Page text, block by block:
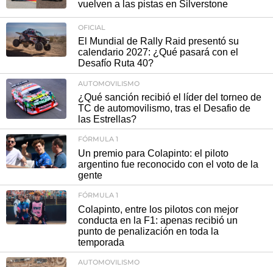
vuelven a las pistas en Silverstone
OFICIAL
El Mundial de Rally Raid presentó su
calendario 2027: ¿Qué pasará con el
Desafío Ruta 40?
AUTOMOVILISMO
¿Qué sanción recibió el líder del torneo de
TC de automovilismo, tras el Desafio de
las Estrellas?
FÓRMULA 1
Un premio para Colapinto: el piloto
argentino fue reconocido con el voto de la
gente
FÓRMULA 1
Colapinto, entre los pilotos con mejor
conducta en la F1: apenas recibió un
punto de penalización en toda la
temporada
AUTOMOVILISMO